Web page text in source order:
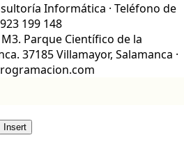
Informática · Teléfono de
199 148
Parque Científico de la
37185 Villamayor, Salamanca ·
Insert